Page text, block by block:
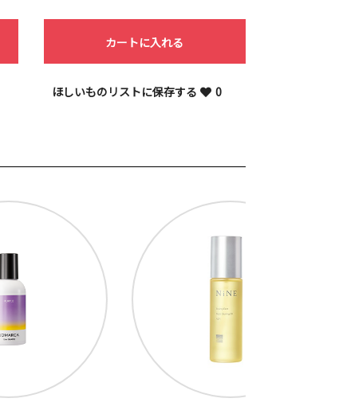
カートに入れる
ほしいものリストに保存する 0